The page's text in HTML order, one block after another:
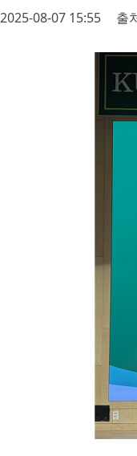
2025-08-07 15:55 출